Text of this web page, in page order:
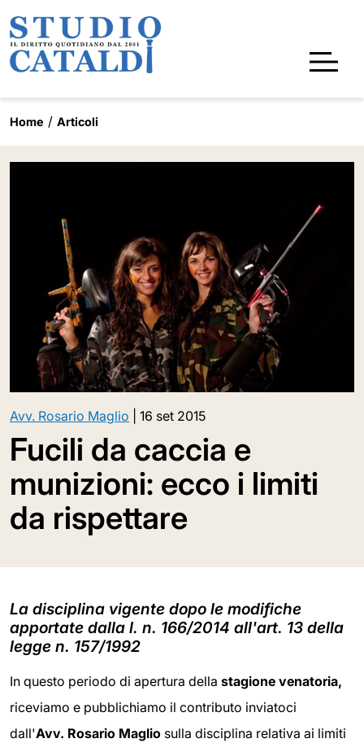
Home Articoli
Avv. Rosario Maglio 16 set 2015
Fucili da caccia e
munizioni: ecco i limiti
da rispettare
La disciplina vigente dopo le modifiche
apportate dalla l. n. 166/2014 all'art. 13 della
legge n. 157/1992
In questo periodo di apertura della stagione venatoria,
riceviamo e pubblichiamo il contributo inviatoci
dall'Avv. Rosario Maglio sulla disciplina relativa ai limiti